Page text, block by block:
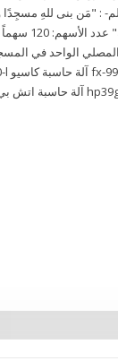
: "مَن بنى للهِ
الواحد في